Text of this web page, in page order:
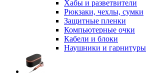
Хабы и разветвители
Рюкзаки, чехлы, сумки
Защитные пленки
Компьютерные очки
Кабели и блоки
Наушники и гарнитуры